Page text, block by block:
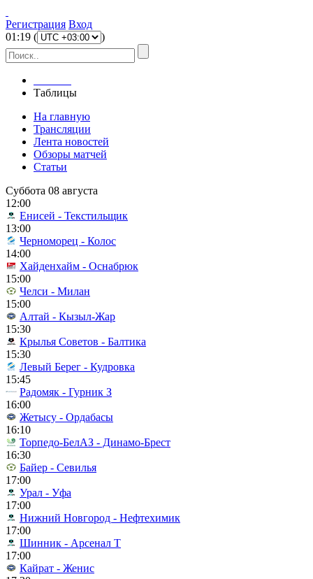
Регистрация Вход
01 :19 ( )
Таблицы
На главную
Трансляции
Лента новостей
Обзоры матчей
Статьи
Суббота 08 августа
12:00
Енисей - Текстильщик
13:00
Черноморец - Колос
14:00
Хайденхайм - Оснабрюк
15:00
Челси - Милан
15:00
Алтай - Кызыл-Жар
15:30
Крылья Советов - Балтика
15:30
Левый Берег - Кудровка
15:45
Радомяк - Гурник З
16:00
Жетысу - Ордабасы
16:10
Торпедо-БелАЗ - Динамо-Брест
16:30
Байер - Севилья
17:00
Урал - Уфа
17:00
Нижний Новгород - Нефтехимик
17:00
Шинник - Арсенал Т
17:00
Кайрат - Женис